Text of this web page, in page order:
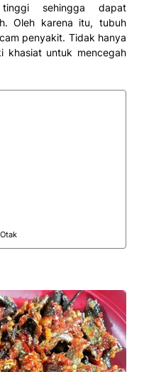
sehingga dapat
Oleh karena itu, tubuh
penyakit. Tidak hanya
khasiat untuk mencegah